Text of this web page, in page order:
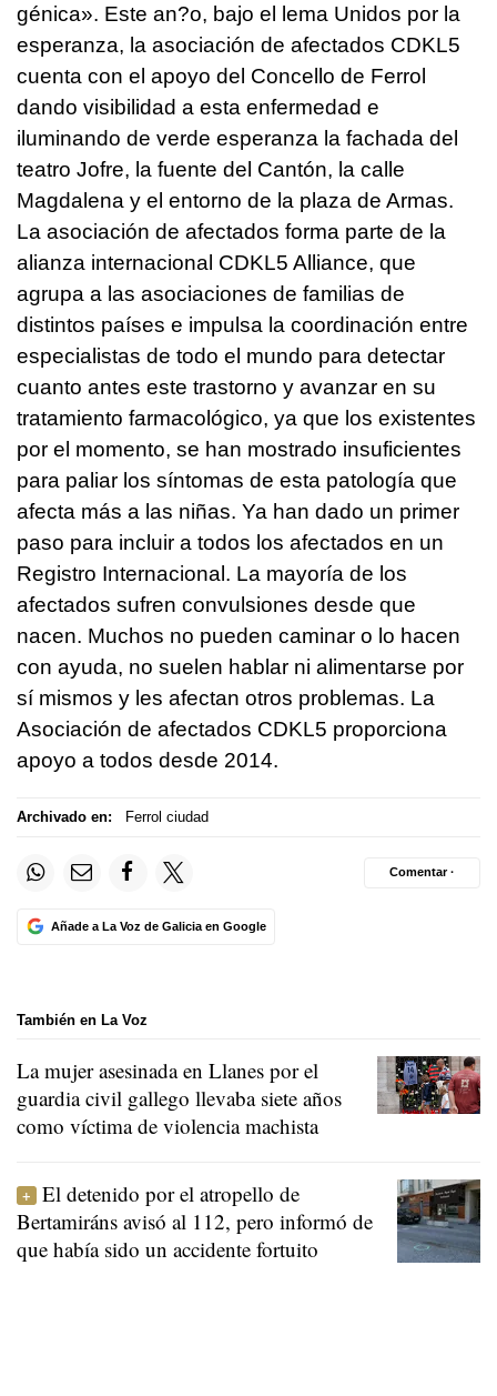
génica». Este an?o, bajo el lema Unidos por la
esperanza, la asociación de afectados CDKL5
cuenta con el apoyo del Concello de Ferrol
dando visibilidad a esta enfermedad e
iluminando de verde esperanza la fachada del
teatro Jofre, la fuente del Cantón, la calle
Magdalena y el entorno de la plaza de Armas.
La asociación de afectados forma parte de la
alianza internacional CDKL5 Alliance, que
agrupa a las asociaciones de familias de
distintos países e impulsa la coordinación entre
especialistas de todo el mundo para detectar
cuanto antes este trastorno y avanzar en su
tratamiento farmacológico, ya que los existentes
por el momento, se han mostrado insuficientes
para paliar los síntomas de esta patología que
afecta más a las niñas. Ya han dado un primer
paso para incluir a todos los afectados en un
Registro Internacional. La mayoría de los
afectados sufren convulsiones desde que
nacen. Muchos no pueden caminar o lo hacen
con ayuda, no suelen hablar ni alimentarse por
sí mismos y les afectan otros problemas. La
Asociación de afectados CDKL5 proporciona
apoyo a todos desde 2014.
Archivado en: Ferrol ciudad
Añade a La Voz de Galicia en Google
Comentar ·
También en La Voz
La mujer asesinada en Llanes por el
guardia civil gallego llevaba siete años
como víctima de violencia machista
El detenido por el atropello de
Bertamiráns avisó al 112, pero informó de
que había sido un accidente fortuito